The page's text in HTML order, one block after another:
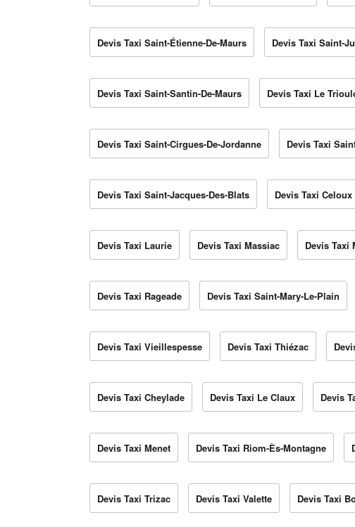
Devis Taxi Saint-Étienne-De-Maurs Devis Taxi Saint-
Devis Taxi Saint-Santin-De-Maurs Devis Taxi Le
Devis Taxi Saint-Cirgues-De-Jordanne Devis Taxi
Devis Taxi Saint-Jacques-Des-Blats Devis Taxi Celoux
Devis Taxi Laurie Devis Taxi Massiac Devis Taxi
Devis Taxi Rageade Devis Taxi Saint-Mary-Le-Plain
Devis Taxi Vieillespesse Devis Taxi Thiézac
Devis Taxi Cheylade Devis Taxi Le Claux Devis
Devis Taxi Menet Devis Taxi Riom-Ès-Montagne
Devis Taxi Trizac Devis Taxi Valette Devis Taxi